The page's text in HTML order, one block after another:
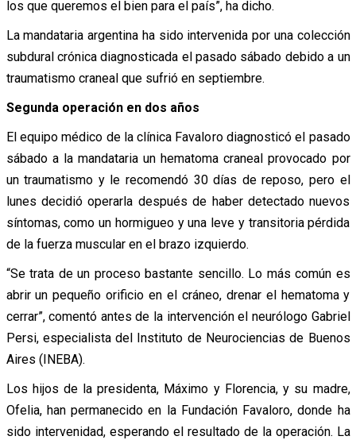
los que queremos el bien para el país”, ha dicho.
La mandataria argentina ha sido intervenida por una colección
subdural crónica diagnosticada el pasado sábado debido a un
traumatismo craneal que sufrió en septiembre.
Segunda operación en dos años
El equipo médico de la clínica Favaloro diagnosticó el pasado
sábado a la mandataria un hematoma craneal provocado por
un traumatismo y le recomendó 30 días de reposo, pero el
lunes decidió operarla después de haber detectado nuevos
síntomas, como un hormigueo y una leve y transitoria pérdida
de la fuerza muscular en el brazo izquierdo.
“Se trata de un proceso bastante sencillo. Lo más común es
abrir un pequeño orificio en el cráneo, drenar el hematoma y
cerrar”, comentó antes de la intervención el neurólogo Gabriel
Persi, especialista del Instituto de Neurociencias de Buenos
Aires (INEBA).
Los hijos de la presidenta, Máximo y Florencia, y su madre,
Ofelia, han permanecido en la Fundación Favaloro, donde ha
sido intervenidad, esperando el resultado de la operación. La